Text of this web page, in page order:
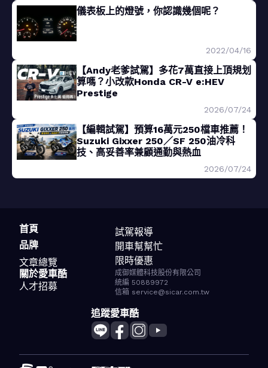
儀表板上的燈號，你認識幾個呢？
2022/04/16
【Andy老爹試駕】多花7萬直接上頂規划
算嗎？小改款Honda CR-V e:HEV
Prestige
2026/07/24
【編輯試駕】預算16萬元250檔車推薦！
Suzuki Gixxer 250／SF 250油冷科
技、高妥善率兼顧通勤與熱血
2026/07/24
首頁
品牌
文章總覽
試駕報導
開車幫幫忙
限時優惠
關於愛車酷
人才招募
成御媒體科技股份有限公司
統編 50889972
信箱 service@sicar.com.tw
追蹤愛車酷